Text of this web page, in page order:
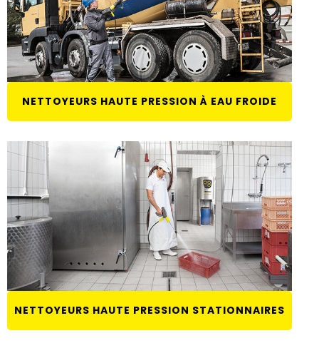
NETTOYEURS HAUTE PRESSION À EAU FROIDE
NETTOYEURS HAUTE PRESSION STATIONNAIRES